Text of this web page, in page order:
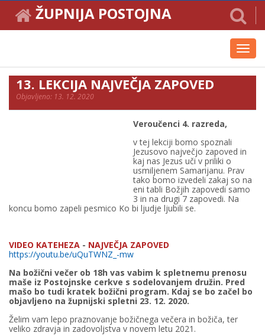
ŽUPNIJA POSTOJNA
13. LEKCIJA NAJVEČJA ZAPOVED
Objavljeno: 13. 12. 2020
Veroučenci 4. razreda,
v tej lekciji bomo spoznali
Jezusovo največjo zapoved in
kaj nas Jezus uči v priliki o
usmiljenem Samarijanu. Prav
tako bomo izvedeli zakaj so na
eni tabli Božjih zapovedi samo
3 in na drugi 7 zapovedi. Na
koncu bomo zapeli pesmico Ko bi ljudje ljubili se.
VIDEO KATEHEZA - NAJVEČJA ZAPOVED
https://youtu.be/uQuTWNZ_-mw
Na božični večer ob 18h vas vabim k spletnemu prenosu
maše iz Postojnske cerkve s sodelovanjem družin. Pred
mašo bo tudi kratek božični program. Kdaj se bo začel bo
objavljeno na župnijski spletni 23. 12. 2020.
Želim vam lepo praznovanje božičnega večera in božiča, ter
veliko zdravja in zadovoljstva v novem letu 2021.